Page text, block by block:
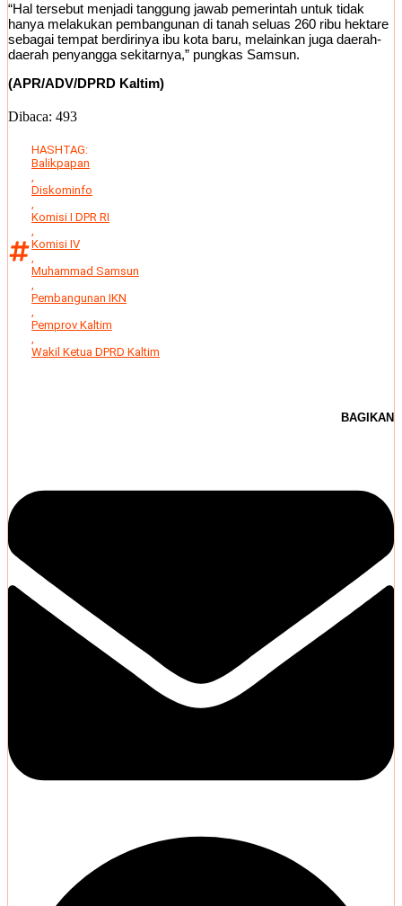
“Hal tersebut menjadi tanggung jawab pemerintah untuk tidak
hanya melakukan pembangunan di tanah seluas 260 ribu hektare
sebagai tempat berdirinya ibu kota baru, melainkan juga daerah-
daerah penyangga sekitarnya,” pungkas Samsun.
(APR/ADV/DPRD Kaltim)
Dibaca: 493
HASHTAG:
Balikpapan
,
Diskominfo
,
Komisi I DPR RI
,
Komisi IV
,
Muhammad Samsun
,
Pembangunan IKN
,
Pemprov Kaltim
,
Wakil Ketua DPRD Kaltim
BAGIKAN